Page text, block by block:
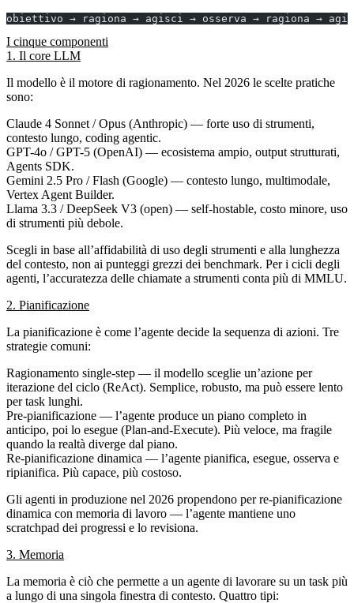
obiettivo → ragiona → agisci → osserva → ragiona →
I cinque componenti
1. Il core LLM
Il modello è il motore di ragionamento. Nel 2026 le scelte pratiche
sono:
Claude 4 Sonnet / Opus (Anthropic) — forte uso di strumenti,
contesto lungo, coding agentic.
GPT-4o / GPT-5 (OpenAI) — ecosistema ampio, output strutturati,
Agents SDK.
Gemini 2.5 Pro / Flash (Google) — contesto lungo, multimodale,
Vertex Agent Builder.
Llama 3.3 / DeepSeek V3 (open) — self-hostable, costo minore, uso
di strumenti più debole.
Scegli in base all’affidabilità di uso degli strumenti e alla lunghezza
del contesto, non ai punteggi grezzi dei benchmark. Per i cicli degli
agenti, l’accuratezza delle chiamate a strumenti conta più di MMLU.
2. Pianificazione
La pianificazione è come l’agente decide la sequenza di azioni. Tre
strategie comuni:
Ragionamento single-step — il modello sceglie un’azione per
iterazione del ciclo (ReAct). Semplice, robusto, ma può essere lento
per task lunghi.
Pre-pianificazione — l’agente produce un piano completo in
anticipo, poi lo esegue (Plan-and-Execute). Più veloce, ma fragile
quando la realtà diverge dal piano.
Re-pianificazione dinamica — l’agente pianifica, esegue, osserva e
ripianifica. Più capace, più costoso.
Gli agenti in produzione nel 2026 propendono perre-pianificazione
dinamica con memoria di lavoro — l’agente mantiene uno
scratchpad dei progressi e lo revisiona.
3. Memoria
La memoria è ciò che permette a un agente di lavorare su un task più
a lungo di una singola finestra di contesto. Quattro tipi: